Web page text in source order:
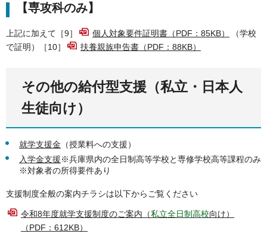
【専攻科のみ】
上記に加えて［9］ 個人対象要件証明書（PDF：85KB）
（学校
で証明）［10］
扶養親族申告書（PDF：88KB）
その他の給付型支援（私立・日本人
生徒向け）
就学支援金 （授業料への支援）
入学金支援※兵庫県内の全日制高等学校と専修学校高等課程のみ
※対象者の所得要件あり
支援制度全般の案内チラシは以下からご覧ください
令和8年度就学支援制度のご案内（私立全日制高校向け）
（PDF：612KB）